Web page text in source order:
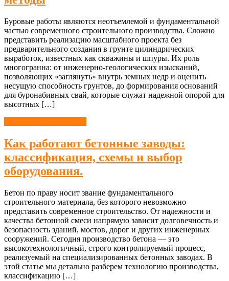
Буровые работы являются неотъемлемой и фундаментальной
частью современного строительного производства. Сложно
представить реализацию масштабного проекта без
предварительного создания в грунте цилиндрических
выработок, известных как скважины и шпуры. Их роль
многогранна: от инженерно-геологических изысканий,
позволяющих «заглянуть» внутрь земных недр и оценить
несущую способность грунтов, до формирования оснований
для буронабивных свай, которые служат надежной опорой для
высотных […]
Как работают бетонные заводы:
классификация, схемы и выбор
оборудования.
Бетон по праву носит звание фундаментального
строительного материала, без которого невозможно
представить современное строительство. От надежности и
качества бетонной смеси напрямую зависит долговечность и
безопасность зданий, мостов, дорог и других инженерных
сооружений. Сегодня производство бетона — это
высокотехнологичный, строго контролируемый процесс,
реализуемый на специализированных бетонных заводах. В
этой статье мы детально разберем технологию производства,
классификацию […]